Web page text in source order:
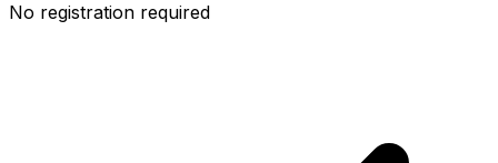
No registration required